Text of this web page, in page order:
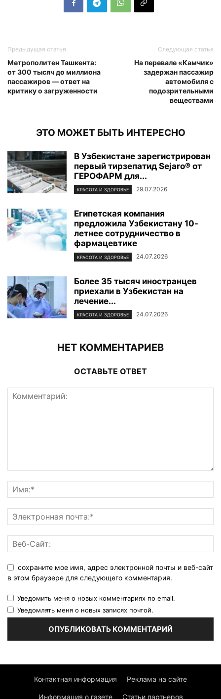
Предыдущая статья
Метрополитен Ташкента:
от 300 тысяч до миллиона
пассажиров — ответ на
критику о загруженности
Следующая статья
На перевале «Камчик»
задержан пассажир
автомобиля с
подозрительными
веществами
ЭТО МОЖЕТ БЫТЬ ИНТЕРЕСНО
В Узбекистане зарегистрирован
первый тирзепатид Sejaro® от
ГЕРОФАРМ для...
КРАСОТА И ЗДОРОВЬЕ 29.07.2026
Египетская компания
предложила Узбекистану 10-
летнее сотрудничество в
фармацевтике
КРАСОТА И ЗДОРОВЬЕ 24.07.2026
Более 35 тысяч иностранцев
приехали в Узбекистан на
лечение...
КРАСОТА И ЗДОРОВЬЕ 24.07.2026
НЕТ КОММЕНТАРИЕВ
ОСТАВЬТЕ ОТВЕТ
сохраните мое имя, адрес электронной почты и веб-сайт
в этом браузере для следующего комментария.
Уведомить меня о новых комментариях по email.
Уведомлять меня о новых записях почтой.
Контактная информация Реклама на сайте
Информация о газете Статьи партнеров